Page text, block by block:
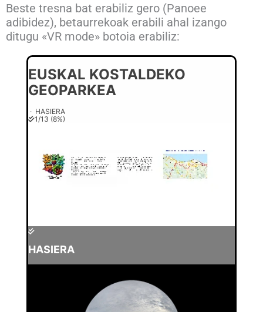
Beste tresna bat erabiliz gero (Panoee
adibidez), betaurrekoak erabili ahal izango
ditugu «VR mode» botoia erabiliz: